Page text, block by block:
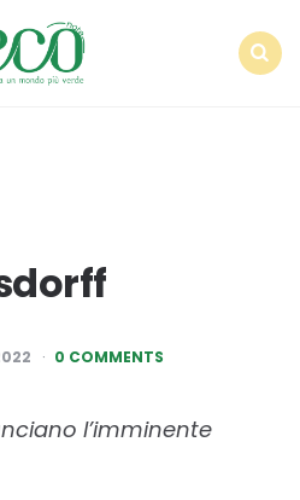
0 COMMENTS
l’imminente